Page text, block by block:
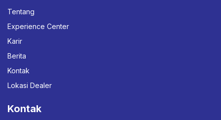
Tentang
Experience Center
Karir
Berita
Kontak
Lokasi Dealer
Kontak